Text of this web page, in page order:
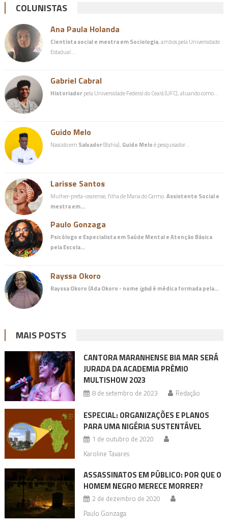
COLUNISTAS
Ana Paula Holanda
Cientista social e mestra em Sociologia, ambos pela Universidade
Estadual…
Gabriel Cabral
Historiadorpela Universidade Federal do Ceará (UFC), atuando como…
Guido Melo
Nascido em Salvador(Bahia), Guido Meloé pesquisador…
Larisse Santos
Mulher-preta-cearense, filha de Maria do Carmo.Assistente Social e
mestra em…
Paulo Gonzaga
Psicólogo e Especialista em Saúde Mental e Atenção Básica
pela Escola…
Rayssa Okoro
Rayssa Okoro (Ada Okoro - nome igbo) é médicaformada pela…
MAIS POSTS
CANTORA MARANHENSE BIA MAR SERÁ
JURADA DA ACADEMIA PRÊMIO
MULTISHOW 2023
8 de setembro de 2023 Redação
ESPECIAL: ORGANIZAÇÕES E PLANOS
PARA UMA NIGÉRIA SUSTENTÁVEL
1 de outubro de 2020
Karoline Tavares
ASSASSINATOS EM PÚBLICO: POR QUE O
HOMEM NEGRO MERECE MORRER?
2 de dezembro de 2020
Paulo Gonzaga